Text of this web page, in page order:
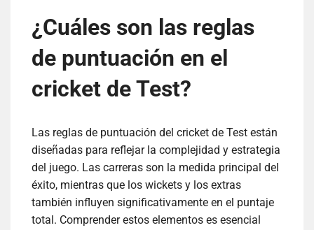
¿Cuáles son las reglas
de puntuación en el
cricket de Test?
Las reglas de puntuación del cricket de Test están
diseñadas para reflejar la complejidad y estrategia
del juego. Las carreras son la medida principal del
éxito, mientras que los wickets y los extras
también influyen significativamente en el puntaje
total. Comprender estos elementos es esencial